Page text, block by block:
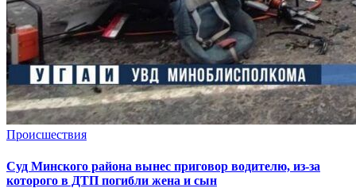
Происшествия
Суд Минского района вынес приговор водителю, из-за
которого в ДТП погибли жена и сын